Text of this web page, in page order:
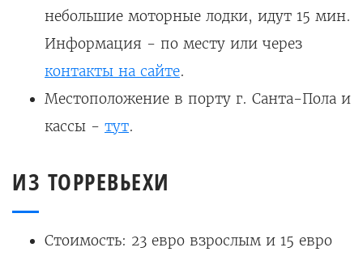
небольшие моторные лодки, идут 15 мин.
Информация - по месту или через
контакты на сайте.
Местоположение в порту г. Санта-Пола и
кассы - тут.
ИЗ ТОРРЕВЬЕХИ
Стоимость: 23 евро взрослым и 15 евро